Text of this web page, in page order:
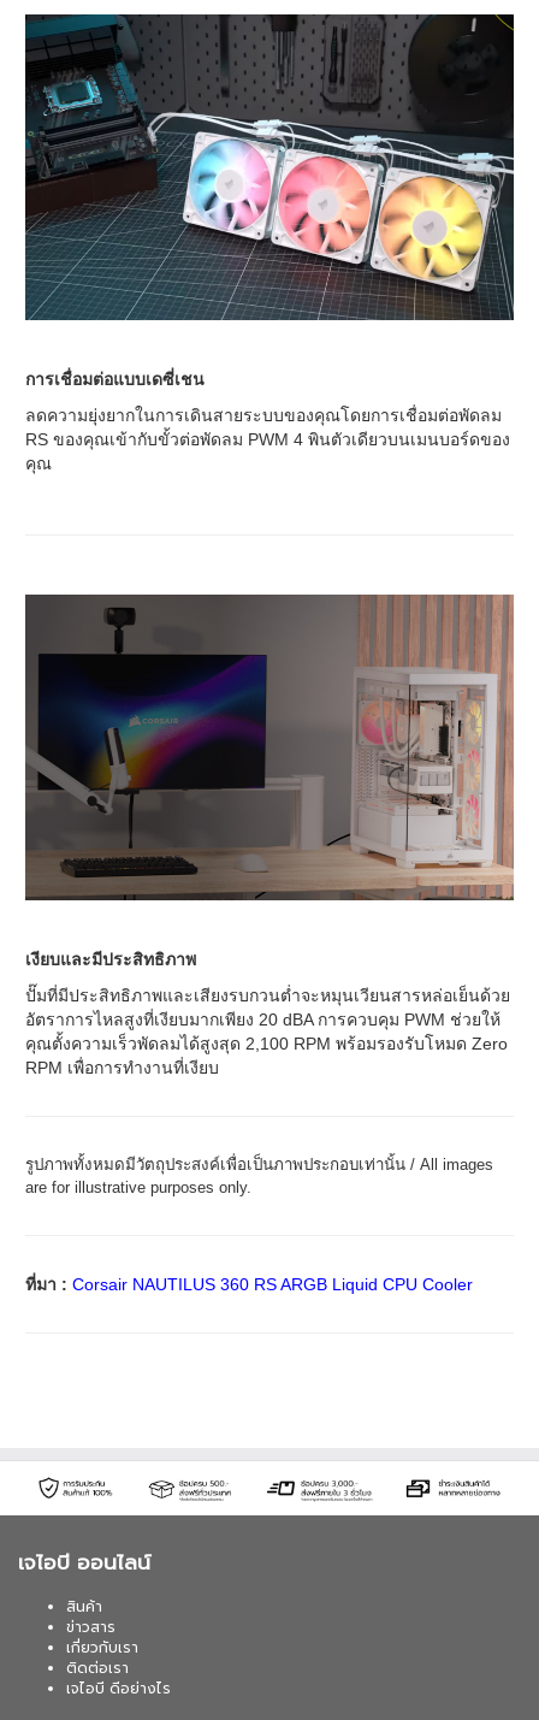
การเชื่อมต่อแบบเดซี่เชน
ลดความยุ่งยากในการเดินสายระบบของคุณโดยการเชื่อมต่อพัดลม
RS ของคุณเข้ากับขั้วต่อพัดลม PWM 4 พินตัวเดียวบนเมนบอร์ดของ
คุณ
เงียบและมีประสิทธิภาพ
ปั๊มที่มีประสิทธิภาพและเสียงรบกวนต่ำจะหมุนเวียนสารหล่อเย็นด้วย
อัตราการไหลสูงที่เงียบมากเพียง 20 dBA การควบคุม PWM ช่วยให้
คุณตั้งความเร็วพัดลมได้สูงสุด 2,100 RPM พร้อมรองรับโหมด Zero
RPM เพื่อการทำงานที่เงียบ
รูปภาพทั้งหมดมีวัตถุประสงค์เพื่อเป็นภาพประกอบเท่านั้น / All images
are for illustrative purposes only.
ที่มา : Corsair NAUTILUS 360 RS ARGB Liquid CPU Cooler
เจไอบี ออนไลน์
สินค้า
ข่าวสาร
เกี่ยวกับเรา
ติดต่อเรา
เจไอบี ดีอย่างไร